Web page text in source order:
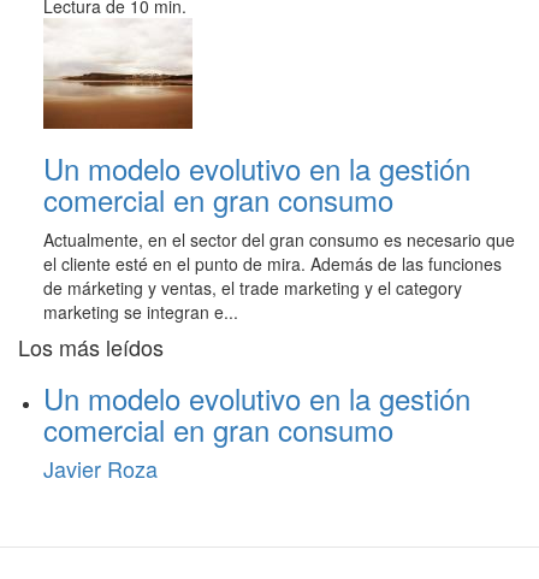
Lectura de 10 min.
Un modelo evolutivo en la gestión
comercial en gran consumo
Actualmente, en el sector del gran consumo es necesario que
el cliente esté en el punto de mira. Además de las funciones
de márketing y ventas, el trade marketing y el category
marketing se integran e...
Los más leídos
Un modelo evolutivo en la gestión
comercial en gran consumo
Javier Roza